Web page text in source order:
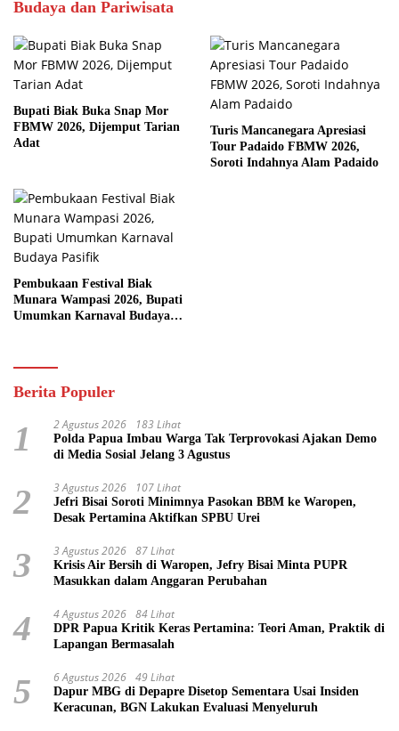
Budaya dan Pariwisata
Bupati Biak Buka Snap Mor
FBMW 2026, Dijemput Tarian
Adat
Turis Mancanegara Apresiasi
Tour Padaido FBMW 2026,
Soroti Indahnya Alam Padaido
Pembukaan Festival Biak
Munara Wampasi 2026, Bupati
Umumkan Karnaval Budaya
Berita Populer
1 2 Agustus 2026 183 Lihat
Polda Papua Imbau Warga Tak Terprovokasi Ajakan Demo
di Media Sosial Jelang 3 Agustus
2 3 Agustus 2026 107 Lihat
Jefri Bisai Soroti Minimnya Pasokan BBM ke Waropen,
Desak Pertamina Aktifkan SPBU Urei
3 3 Agustus 2026 87 Lihat
Krisis Air Bersih di Waropen, Jefry Bisai Minta PUPR
Masukkan dalam Anggaran Perubahan
4 4 Agustus 2026 84 Lihat
DPR Papua Kritik Keras Pertamina: Teori Aman, Praktik di
Lapangan Bermasalah
5 6 Agustus 2026 49 Lihat
Dapur MBG di Depapre Disetop Sementara Usai Insiden
Keracunan, BGN Lakukan Evaluasi Menyeluruh